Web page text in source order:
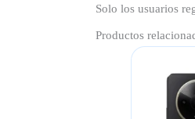
Solo los usuarios
Productos